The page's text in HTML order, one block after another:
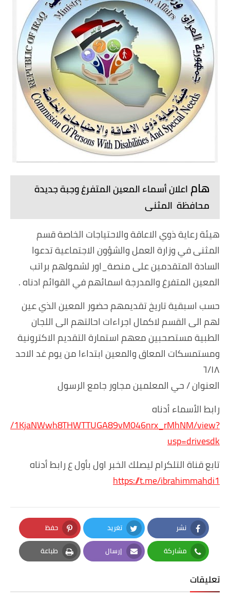
هام اعلان أسماء المعين المتفرغ وجبة جديدة
محافظة المثنى
هيئة رعاية ذوي الاعاقة والاحتياجات الخاصة قسم
المثنى في وزارة العمل والشؤون الاجتماعية تدعوا
السادة المتقدمين على منصة_اور لشمولهم براتب
المعين المتفرغ والمدرجة اسمائهم في القوائم ادناه .
حسب اسبقية تاريخ تقديمهم حضور المعين الذي عين
لهم الى القسم لاكمال اجراءات احالتهم الى اللجان
الطبية مستصحبين معهم استمارة التقديم الاكترونية
ومستمسكات المعاق والمعين ابتداءا من يوم غد الاحد
٦/١٨
العنوان / حي المعلمين مجاور جامع الرسول
رابط الأسماء أدناه
1KjaNWwh8THWTTUGA89vM046nrx_rMhNM/view?
usp=drivesdk
تابع قناة التلكرام ليصلك الخبر اول بأول ع رابط أدناه
https://t.me/ibrahimmahdi1
نشر
Facebook
تغريد
Twitter
حفظ
Pinterest
مشاركة
Whatsapp
إرسال
Email
طباعة
Print
تعليقات